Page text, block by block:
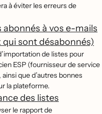
à éviter les erreurs de
à vos e-mails
qui sont désabonnés)
de listes pour
ESP (fournisseur de service
que d’autres bonnes
la plateforme.
des listes
le rapport de